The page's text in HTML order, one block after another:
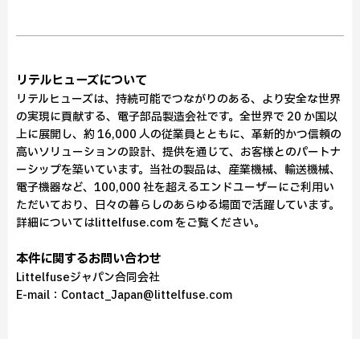
リテルヒューズについて
リテルヒューズは、持続可能でつながりのある、より安全な世界
の実現に貢献する、電子部品製造会社です。全世界で 20 か国以
上に展開し、約 16,000 人の従業員とともに、革新的かつ信頼の
高いソリューションの設計、提供を通じて、お客様とのパートナ
ーシップを築いています。当社の製品は、産業機械、輸送機械、
電子機器など、100,000 社を超えるエンドユーザーにご利用い
ただいており、日々の暮らしのあらゆる場面で活躍しています。
詳細についてはlittelfuse.com をご覧ください。
本件に関するお問い合わせ
Littelfuseジャパン合同会社
E-mail：Contact_Japan@littelfuse.com